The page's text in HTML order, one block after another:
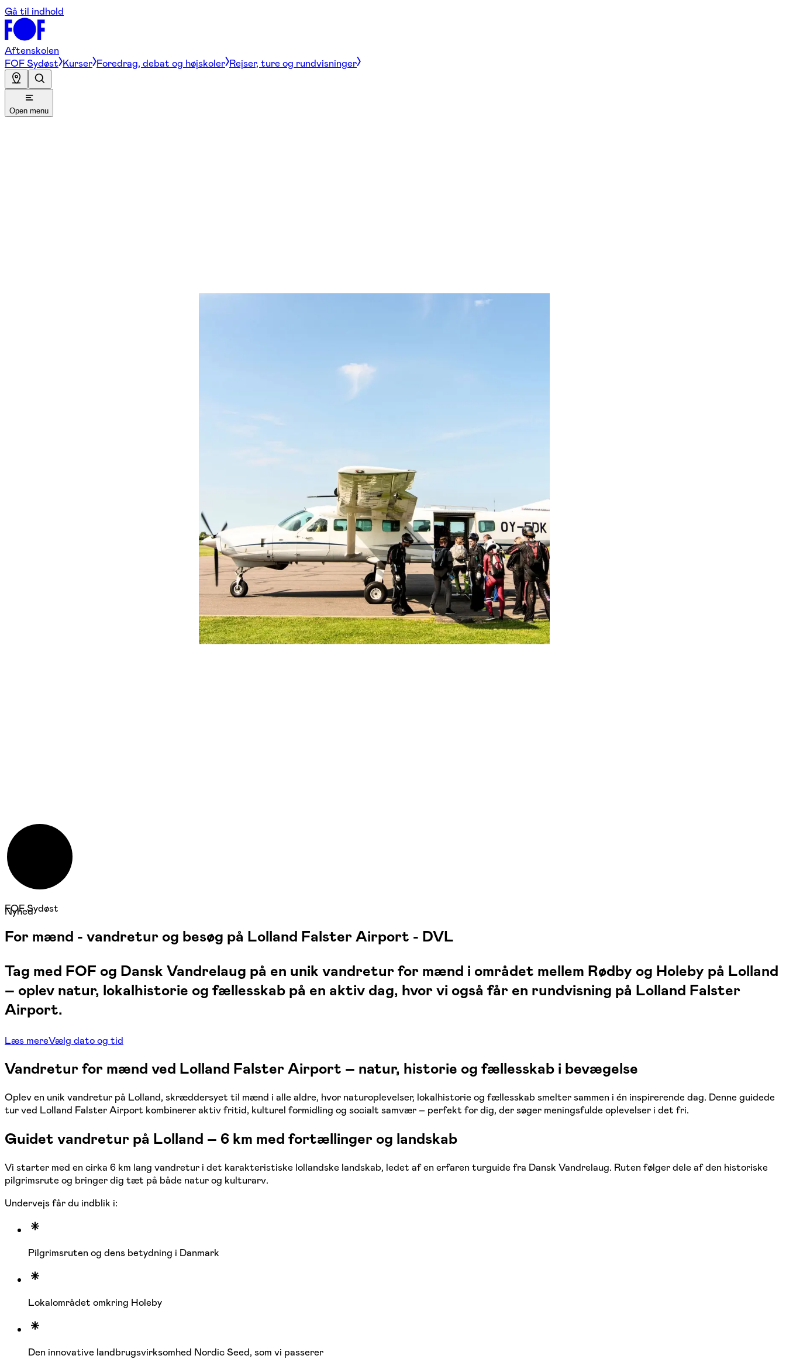
Gå til indhold
Aftenskolen
FOF Sydøst Kurser Foredrag, debat og højskoler Rejser, ture og rundvisninger
Open menu
Nyhed
FOF Sydøst
For mænd - vandretur og besøg på Lolland Falster Airport - DVL
Tag med FOF og Dansk Vandrelaug på en unik vandretur for mænd i området mellem Rødby og Holeby på Lolland
– oplev natur, lokalhistorie og fællesskab på en aktiv dag, hvor vi også får en rundvisning på Lolland Falster
Airport.
Læs mereVælg dato og tid
Vandretur for mænd ved Lolland Falster Airport – natur, historie og fællesskab i bevægelse
Oplev en unik vandretur på Lolland, skræddersyet til mænd i alle aldre, hvor naturoplevelser, lokalhistorie og fællesskab smelter sammen i én inspirerende dag. Denne guidede
tur ved Lolland Falster Airport kombinerer aktiv fritid, kulturel formidling og socialt samvær – perfekt for dig, der søger meningsfulde oplevelser i det fri.
Guidet vandretur på Lolland – 6 km med fortællinger og landskab
Vi starter med en cirka 6 km lang vandretur i det karakteristiske lollandske landskab, ledet af en erfaren turguide fra Dansk Vandrelaug. Ruten følger dele af den historiske
pilgrimsrute og bringer dig tæt på både natur og kulturarv.
Undervejs får du indblik i:
Pilgrimsruten og dens betydning i Danmark
Lokalområdet omkring Holeby
Den innovative landbrugsvirksomhed Nordic Seed, som vi passerer